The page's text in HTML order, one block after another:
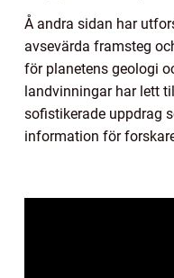
Å andra sidan har
avsevärda framsteg
för planetens geologi
landvinningar har lett
sofistikerade uppdrag
information för